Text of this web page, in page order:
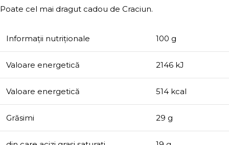
Poate cel mai dragut cadou de Craciun.
Informații nutriționale 100 g
Valoare energetică 2146 kJ
Valoare energetică 514 kcal
Grăsimi 29 g